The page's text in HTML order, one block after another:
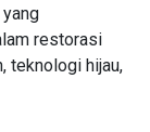
restorasi
teknologi hijau,